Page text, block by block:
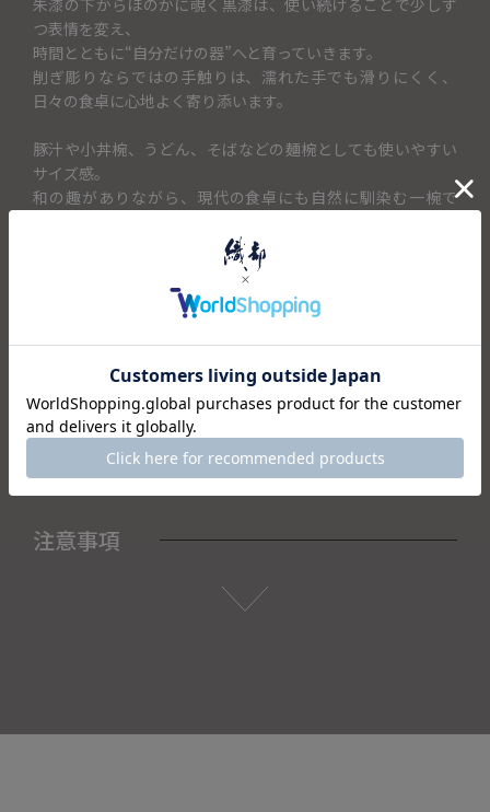
つ表情を変え、
時間とともに“自分だけの器”へと育っていきます。
削ぎ彫りならではの手触りは、濡れた手でも滑りにくく、
日々の食卓に心地よく寄り添います。
豚汁や小丼椀、うどん、そばなどの麺椀としても使いやすい
サイズ感。
和の趣がありながら、現代の食卓にも自然に馴染む一椀で
仕様
注意事項